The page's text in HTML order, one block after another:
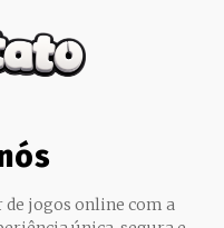
jogos online com a